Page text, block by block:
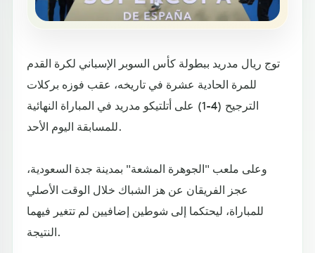
توج ريال مدريد ببطولة كأس السوبر الإسباني لكرة القدم
للمرة الحادية عشرة في تاريخه، عقب فوزه بركلات
الترجيح (4-1) على أتلتيكو مدريد في المباراة النهائية
للمسابقة اليوم الأحد.
وعلى ملعب "الجوهرة المشعة" بمدينة جدة السعودية،
عجز الفريقان عن هز الشباك خلال الوقت الأصلي
للمباراة، ليحتكما إلى شوطين إضافيين لم تتغير فيهما
النتيجة.